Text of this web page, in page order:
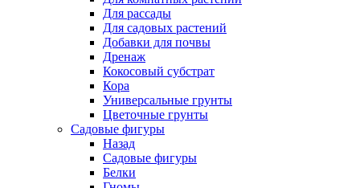
Для рассады
Для садовых растений
Добавки для почвы
Дренаж
Кокосовый субстрат
Кора
Универсальные грунты
Цветочные грунты
Садовые фигуры
Назад
Садовые фигуры
Белки